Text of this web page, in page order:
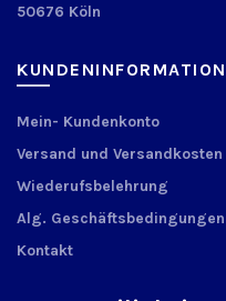
50676 Köln
KUNDENINFORMATION
Mein- Kundenkonto
Versand und Versandkosten
Wiederufsbelehrung
Alg. Geschäftsbedingungen
Kontakt